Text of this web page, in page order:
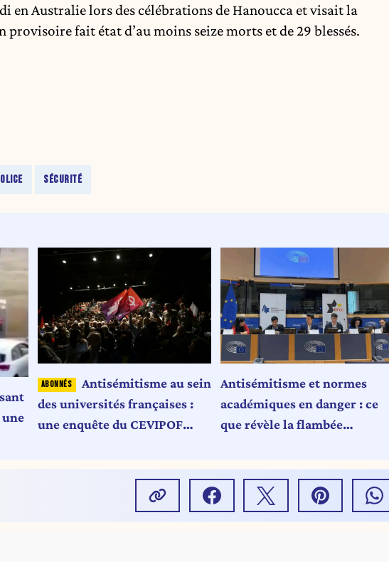
en Australie lors des célébrations de Hanoucca et visait la
fait état d’au moins seize morts et de 29 blessés.
SÉCURITÉ
Antisémitisme au sein
des universités françaises :
une enquête du CEVIPOF
Antisémitisme et normes
académiques en danger : ce
que révèle la flambée